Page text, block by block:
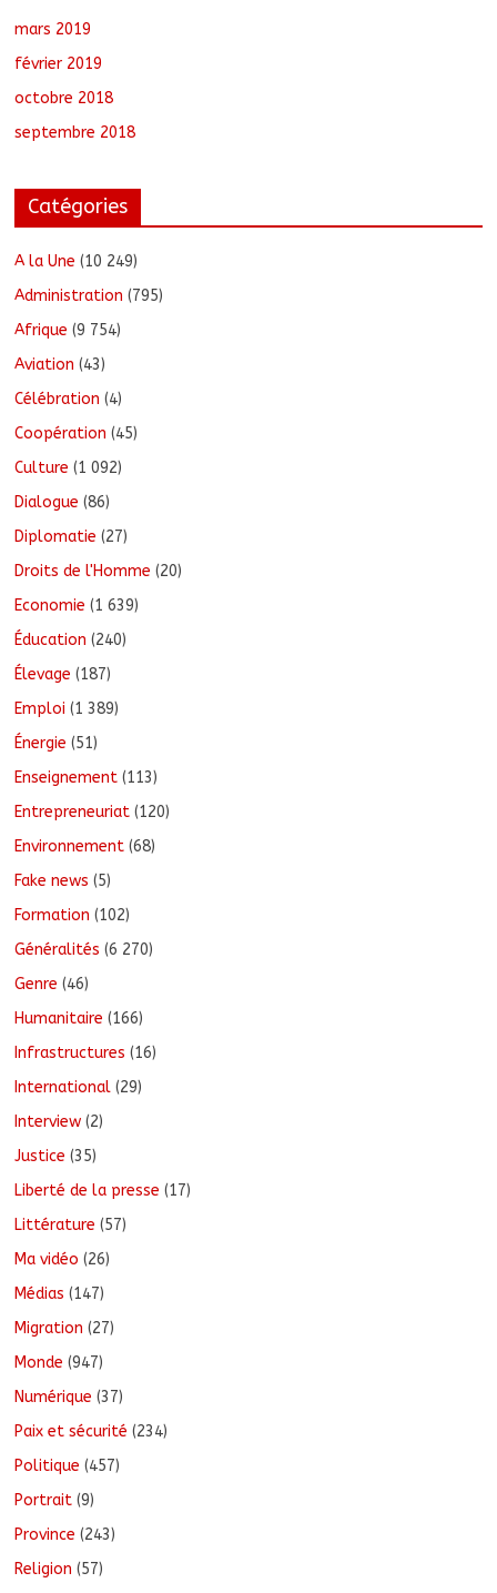
mars 2019
février 2019
octobre 2018
septembre 2018
Catégories
A la Une (10 249)
Administration (795)
Afrique (9 754)
Aviation (43)
Célébration (4)
Coopération (45)
Culture (1 092)
Dialogue (86)
Diplomatie (27)
Droits de l'Homme (20)
Economie (1 639)
Éducation (240)
Élevage (187)
Emploi (1 389)
Énergie (51)
Enseignement (113)
Entrepreneuriat (120)
Environnement (68)
Fake news (5)
Formation (102)
Généralités (6 270)
Genre (46)
Humanitaire (166)
Infrastructures (16)
International (29)
Interview (2)
Justice (35)
Liberté de la presse (17)
Littérature (57)
Ma vidéo (26)
Médias (147)
Migration (27)
Monde (947)
Numérique (37)
Paix et sécurité (234)
Politique (457)
Portrait (9)
Province (243)
Religion (57)